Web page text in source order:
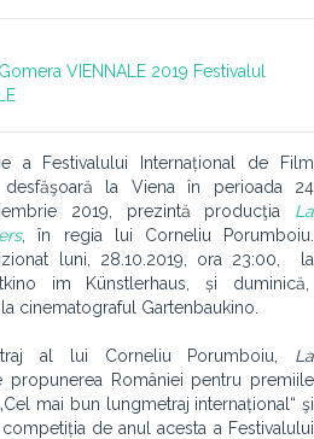
Gomera VIENNALE 2019 Festivalul
a Festivalului Internațional de Film
la Viena în perioada 24
2019, prezintă producţia La
, în regia lui Corneliu Porumboiu.
luni, 28.10.2019, ora 23:00, la
im Künstlerhaus, și duminică,
cinematograful Gartenbaukino.
al lui Corneliu Porumboiu, La
propunerea României pentru premiile
mai bun lungmetraj internațional“ şi
de anul acesta a Festivalului